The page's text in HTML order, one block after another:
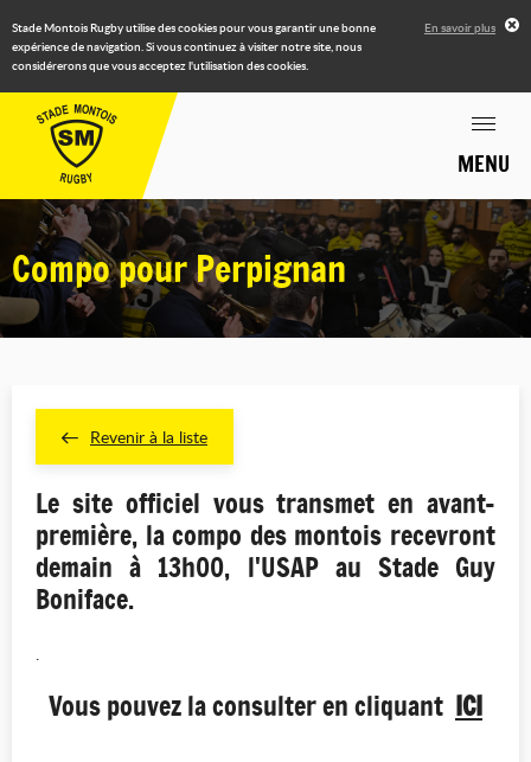
Stade Montois Rugby utilise des cookies pour vous garantir une bonne
expérience de navigation. Si vous continuez à visiter notre site, nous
considérerons que vous acceptez l'utilisation des cookies.
En savoir plus
MENU
Compo pour Perpignan
Revenir à la liste
Le site officiel vous transmet en avant-
première, la compo des montois recevront
demain à 13h00, l'USAP au Stade Guy
Boniface.
.
Vous pouvez la consulter en cliquant ICI